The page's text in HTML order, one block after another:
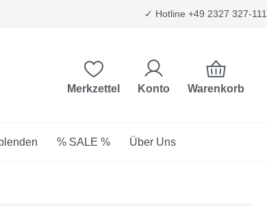
✓ Hotline +49 2327 327-111
Merkzettel Konto Warenkorb
der Kategorie Transport & Trägersysteme
% SALE % Über Uns